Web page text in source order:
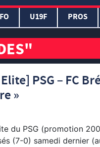
U19F PROS
PSG – FC
»
du PSG (promotion
(7-0) samedi dernier